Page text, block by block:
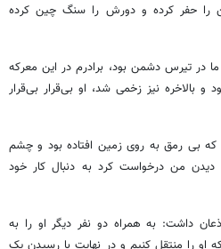
را حفر کرده و دورش را سنگ چین کرده
در تیرس دشمن بود، برادرم در این معرکه
بالاخره نیز زخمی شد، او بی‌قرار بی‌قرار
که بی رمق به روی زمین افتاده بود و چشم
من درخواست کرد به دنبال کار خود
داشت: به همراه دو نفر دیگر او را به
که او را منتقل کنیم و در نهایت با رسیدن یک